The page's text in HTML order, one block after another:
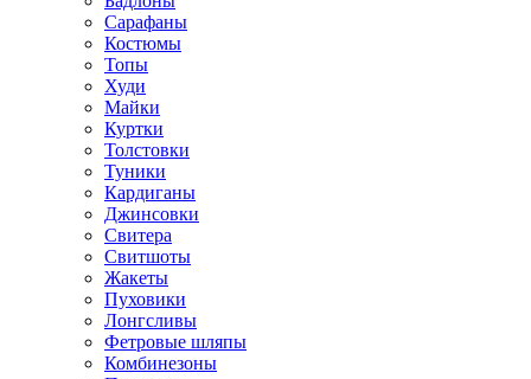
Сарафаны
Костюмы
Топы
Худи
Майки
Куртки
Толстовки
Туники
Кардиганы
Джинсовки
Свитера
Свитшоты
Жакеты
Пуховики
Лонгсливы
Фетровые шляпы
Комбинезоны